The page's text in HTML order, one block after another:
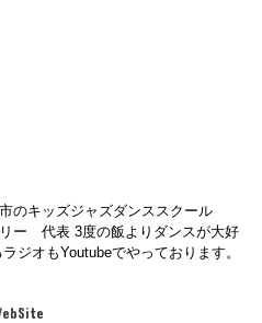
のキッズジャズダンススクール
ー 代表 3度の飯よりダンスが大好
ジオもYoutubeでやっております。